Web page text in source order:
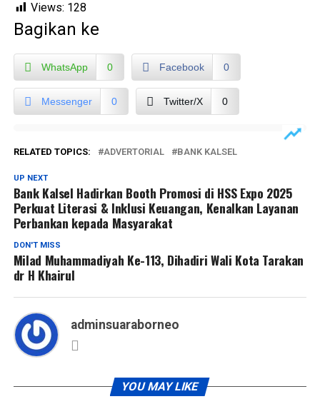
Views: 128
Bagikan ke
WhatsApp 0 Facebook 0
Messenger 0 Twitter/X 0
RELATED TOPICS: ADVERTORIAL BANK KALSEL
UP NEXT
Bank Kalsel Hadirkan Booth Promosi di HSS Expo 2025
Perkuat Literasi & Inklusi Keuangan, Kenalkan Layanan
Perbankan kepada Masyarakat
DON'T MISS
Milad Muhammadiyah Ke-113, Dihadiri Wali Kota Tarakan
dr H Khairul
adminsuaraborneo
YOU MAY LIKE